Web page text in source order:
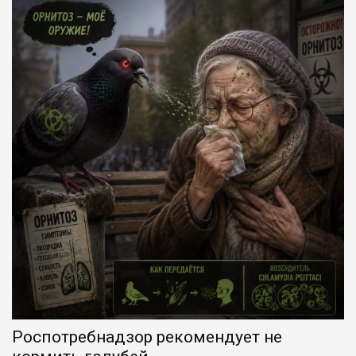
Роспотребнадзор рекомендует не